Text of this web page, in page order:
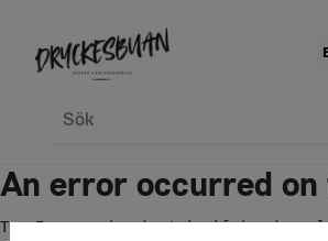
Sök
An error occurred
TypeError: